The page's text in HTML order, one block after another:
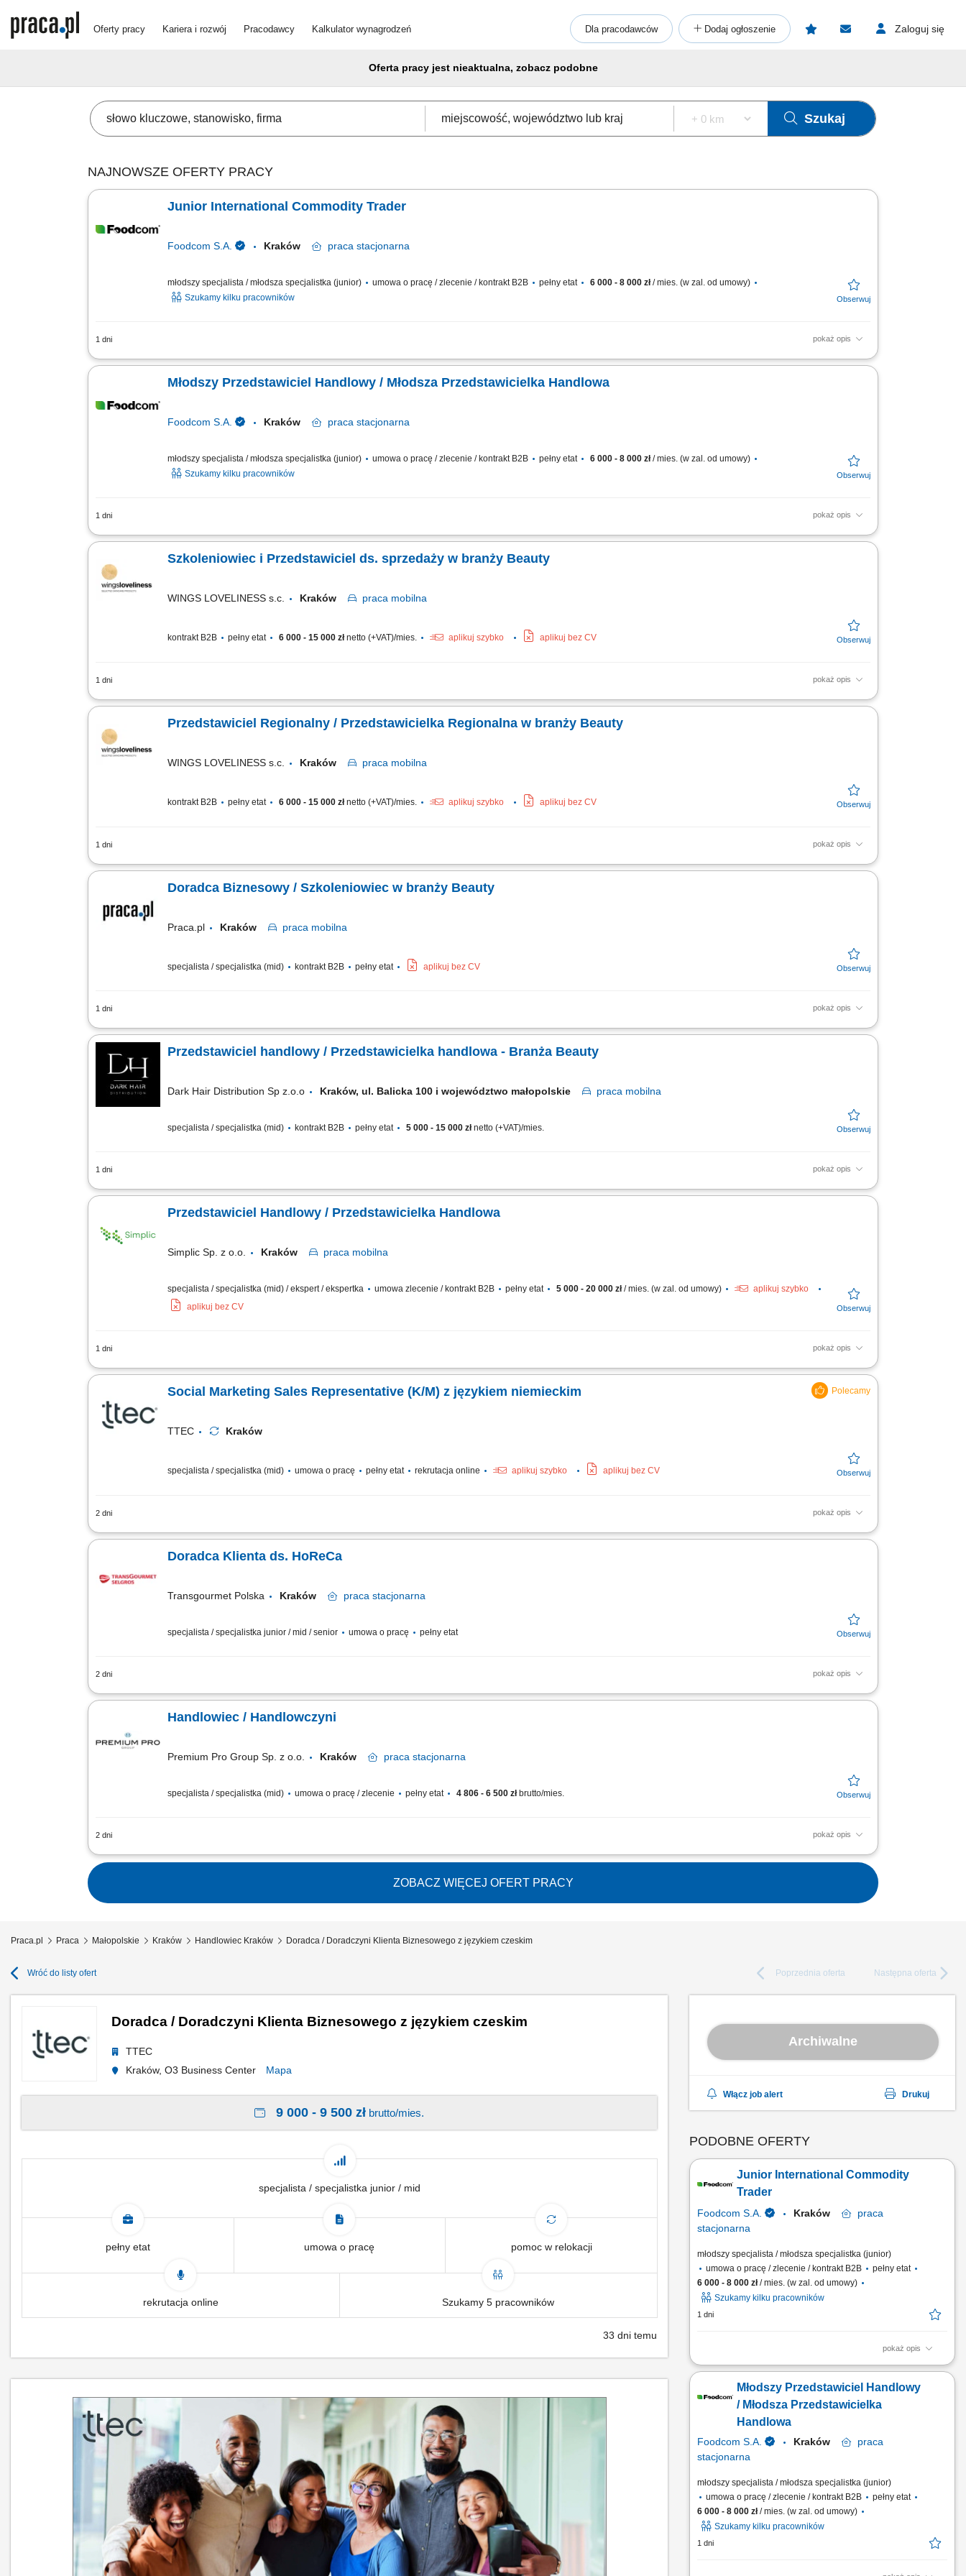
Oferty pracy Kariera i rozwój Pracodawcy Kalkulator wynagrodzeń Dla pracodawców Dodaj ogłoszenie Zaloguj się
Oferta pracy jest nieaktualna, zobacz podobne
Szukaj
NAJNOWSZE OFERTY PRACY
Junior International Commodity Trader
Foodcom S.A. Kraków praca stacjonarna
młodszy specjalista / młodsza specjalistka (junior) umowa o pracę / zlecenie / kontrakt B2B pełny etat 6 000 - 8 000 zł/ mies. (w zal. od umowy)
Szukamy kilku pracowników
1 dni pokaż opis
Obowiązki: Nawiązywanie relacji handlowych z Klientami B2B na podległych rynkach; Samodzielne prowadzenie negocjacji handlowych; Nadzorowanie procesu
Młodszy Przedstawiciel Handlowy / Młodsza Przedstawicielka Handlowa
Foodcom S.A. Kraków praca stacjonarna
młodszy specjalista / młodsza specjalistka (junior) umowa o pracę / zlecenie / kontrakt B2B pełny etat 6 000 - 8 000 zł/ mies. (w zal. od umowy)
Szukamy kilku pracowników
1 dni pokaż opis
Zadania: Aktywne pozyskiwanie klientów B2B oraz badanie potencjału nowych rynków. Samodzielne prowadzenie negocjacji handlowych i nadzór nad procesem
Szkoleniowiec i Przedstawiciel ds. sprzedaży w branży Beauty
WINGS LOVELINESS s.c. Kraków praca mobilna
kontrakt B2B pełny etat 6 000 - 15 000 złnetto (+VAT)/mies. aplikuj szybko aplikuj bez CV
1 dni pokaż opis
Aktywna sprzedaż oraz promocja kosmeceutyków w wyznaczonym regionie; Praca w terenie obejmująca regularne spotkania z klientami; Prowadzenie prezentacji oraz
Przedstawiciel Regionalny / Przedstawicielka Regionalna w branży Beauty
WINGS LOVELINESS s.c. Kraków praca mobilna
kontrakt B2B pełny etat 6 000 - 15 000 złnetto (+VAT)/mies. aplikuj szybko aplikuj bez CV
1 dni pokaż opis
aktywne rozwijanie sieci klientów na powierzonym obszarze, sprzedaż profesjonalnych produktów dla gabinetów kosmetologicznych i klinik, organizowanie prezentacji
Doradca Biznesowy / Szkoleniowiec w branży Beauty
Praca.pl Kraków praca mobilna
specjalista / specjalistka (mid) kontrakt B2B pełny etat aplikuj bez CV
1 dni pokaż opis
Zadania Rozwijanie dystrybucji specjalistycznych preparatów pielęgnacyjnych w przydzielonym rejonie. Realizacja bezpośrednich wizyt handlowo-doradczych u
Przedstawiciel handlowy / Przedstawicielka handlowa - Branża Beauty
Dark Hair Distribution Sp z.o.o Kraków, ul. Balicka 100 i województwo małopolskie praca mobilna
specjalista / specjalistka (mid) kontrakt B2B pełny etat 5 000 - 15 000 złnetto (+VAT)/mies.
1 dni pokaż opis
Twój zakres obowiązków aktywne pozyskiwanie nowych klientów B2B (salony fryzjerskie) budowanie i rozwijanie długofalowych relacji biznesowych opieka nad
Przedstawiciel Handlowy / Przedstawicielka Handlowa
Simplic Sp. z o.o. Kraków praca mobilna
specjalista / specjalistka (mid) / ekspert / ekspertka umowa zlecenie / kontrakt B2B pełny etat 5 000 - 20 000 zł/ mies. (w zal. od umowy)
aplikuj szybko
aplikuj bez CV
1 dni pokaż opis
Opis stanowiska doradzanie klientom w wyborze rozwiązań z zakresu odnawialnych źródeł energii; przygotowywanie ofert dopasowanych do potrzeb klientów;
Social Marketing Sales Representative (K/M) z językiem niemieckim
TTEC Kraków
specjalista / specjalistka (mid) umowa o pracę pełny etat rekrutacja online aplikuj szybko aplikuj bez CV
2 dni pokaż opis
Opis stanowiska: Kontaktowanie się z klientami z przypisanego portfolio telefonicznie i mailowo w celu umawiania konsultacji i dosprzedaży; Analizowanie i
Doradca Klienta ds. HoReCa
Transgourmet Polska Kraków praca stacjonarna
specjalista / specjalistka junior / mid / senior umowa o pracę pełny etat
2 dni pokaż opis
Twój zakres obowiązków pozyskiwanie klientów gastronomicznych, a także utrzymywanie i rozwój współpracy, realizacja planów sprzedażowych, profesjonalna
Handlowiec / Handlowczyni
Premium Pro Group Sp. z o.o. Kraków praca stacjonarna
specjalista / specjalistka (mid) umowa o pracę / zlecenie pełny etat 4 806 - 6 500 złbrutto/mies.
2 dni pokaż opis
Twoje zadania: Aktywne prowadzenie rozmów telefonicznych z klientami, Budowanie i utrzymywanie relacji z klientami, Współpraca z zespołem sprzedażowym.
ZOBACZ WIĘCEJ OFERT PRACY
Praca.pl Praca Małopolskie Kraków Handlowiec Kraków Doradca / Doradczyni Klienta Biznesowego z językiem czeskim
Wróć do listy ofert Poprzednia oferta Następna oferta
Doradca / Doradczyni Klienta Biznesowego z językiem czeskim
TTEC
Kraków, O3 Business Center
Mapa
9 000 - 9 500 zł brutto/mies.
specjalista / specjalistka junior / mid
pełny etat umowa o pracę pomoc w relokacji
rekrutacja online Szukamy 5 pracowników
33 dni temu
Archiwalne
Włącz job alert Drukuj
PODOBNE OFERTY
Junior International Commodity
Trader
Foodcom S.A. Kraków
praca
stacjonarna
młodszy specjalista / młodsza specjalistka (junior)
umowa o pracę / zlecenie / kontrakt B2B
pełny etat
6 000 - 8 000 zł/ mies. (w zal. od umowy)
Szukamy kilku pracowników
1 dni
pokaż opis
Obowiązki: Nawiązywanie relacji handlowych z Klientami B2B
handlowych; Nadzorowanie procesu sprzedaży towaru do
klienta; Utrzymywanie dobrych relacji z dostawcami i Klientami;
Badanie źródeł nowych potencjalnych Klientów na...
Młodszy Przedstawiciel Handlowy
/ Młodsza Przedstawicielka
Handlowa
Foodcom S.A. Kraków
praca
stacjonarna
młodszy specjalista / młodsza specjalistka (junior)
umowa o pracę / zlecenie / kontrakt B2B
pełny etat
6 000 - 8 000 zł/ mies. (w zal. od umowy)
Szukamy kilku pracowników
1 dni